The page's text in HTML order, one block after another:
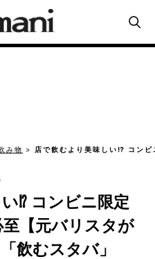
み物 店で飲むより美味しい⁉︎ コン
⁉︎ コンビニ限定
【元バリスタが
飲むスタバ」